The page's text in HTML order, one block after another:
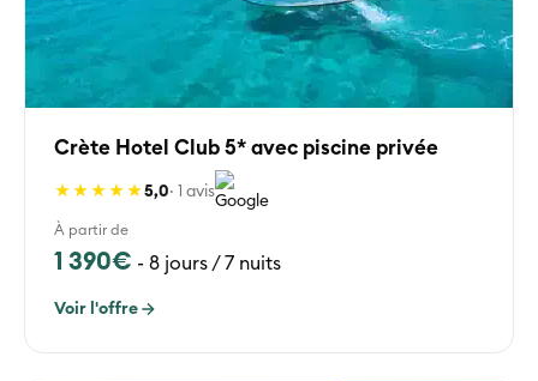
Crète Hotel Club 5* avec piscine privée
★★★★★5,0· 1 avis
À partir de
1 390€ - 8 jours / 7 nuits
Voir l'offre